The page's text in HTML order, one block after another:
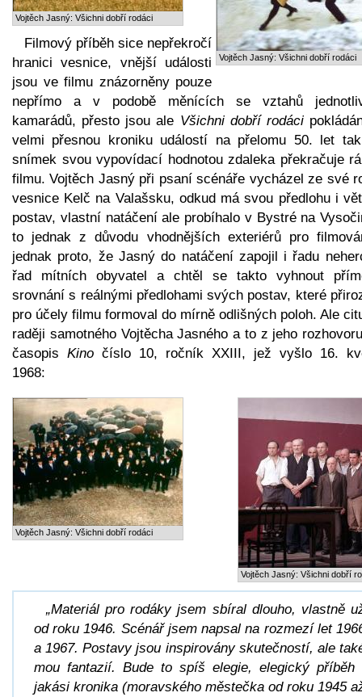
Vojtěch Jasný: Všichni dobří rodáci
Vojtěch Jasný: Všichni dobří rodáci
Filmový příběh sice nepřekročí
hranici vesnice, vnější události
jsou ve filmu znázorněny pouze
nepřímo a v podobě měnících se vztahů
kamarádů, přesto jsou ale Všichni dobří rodáci
velmi přesnou kroniku událostí na přelomu 50. let
snímek svou vypovídací hodnotou zdaleka překračuje
filmu. Vojtěch Jasný při psaní scénáře vycházel ze své
vesnice Kelč na Valašsku, odkud má svou předlohu i
postav, vlastní natáčení ale probíhalo v Bystré na
to jednak z důvodu vhodnějších exteriérů pro
jednak proto, že Jasný do natáčení zapojil i řadu
řad mítních obyvatel a chtěl se takto vyhnout
srovnání s reálnými předlohami svých postav, které
pro účely filmu formoval do mírně odlišných poloh. Ale
raději samotného Vojtěcha Jasného a to z jeho
časopis Kino číslo 10, ročník XXIII, jež vyšlo 16.
1968:
Vojtěch Jasný: Všichni dobří
Vojtěch Jasný: Všichni dobří rodáci
„Materiál pro rodáky jsem sbíral dlouho, vlastně
od roku 1946. Scénář jsem napsal na rozmezí let
a 1967. Postavy jsou inspirovány skutečností, ale
mou fantazií. Bude to spíš elegie, elegický příběh
jakási kronika (moravského městečka od roku 1945